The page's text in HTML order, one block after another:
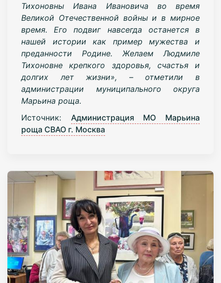
Тихоновны Ивана Ивановича во время
Великой Отечественной войны и в мирное
время. Его подвиг навсегда останется в
нашей истории как пример мужества и
преданности Родине. Желаем Людмиле
Тихоновне крепкого здоровья, счастья и
долгих лет жизни», – отметили в
администрации муниципального округа
Марьина роща.
Источник: Администрация МО Марьина
роща СВАО г. Москва